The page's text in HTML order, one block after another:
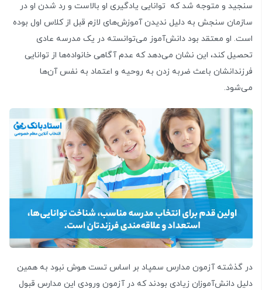
سنجید و متوجه شد که توانایی یادگیری او بالاست و رد شدن او در
سازمان سنجش به دلیل ندیدن آموزش‌های لازم قبل از کلاس اول بوده
است. او معتقد بود دانش‌آموز می‌توانسته در یک مدرسه عادی
تحصیل کند، این نشان می‌دهد که عدم آگاهی خانواده‌ها از توانایی
فرزندانشان باعث ضربه زدن به روحیه و اعتماد به نفس آن‌ها
می‌شود.
در گذشته آزمون مدارس سمپاد بر اساس تست هوش نبود به همین
دلیل دانش‌آموزان زیادی بودند که در آزمون ورودی این مدارس قبول